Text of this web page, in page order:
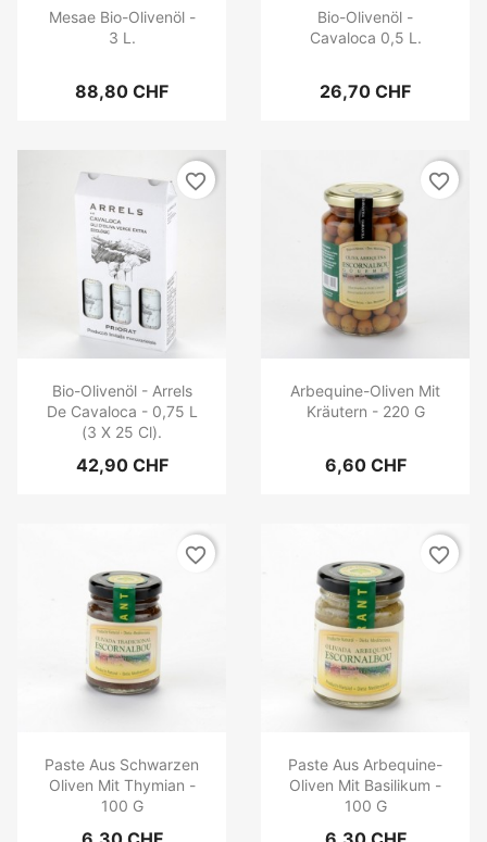
Mesae Bio-Olivenöl -
3 L.
88,80 CHF
Bio-Olivenöl -
Cavaloca 0,5 L.
26,70 CHF
Bio-Olivenöl - Arrels
De Cavaloca - 0,75 L
(3 X 25 Cl).
42,90 CHF
favorite_border
Arbequine-Oliven Mit
Kräutern - 220 G
6,60 CHF
favorite_border
Paste Aus Schwarzen
Oliven Mit Thymian -
100 G
favorite_border
Paste Aus Arbequine-
Oliven Mit Basilikum -
100 G
favorite_border